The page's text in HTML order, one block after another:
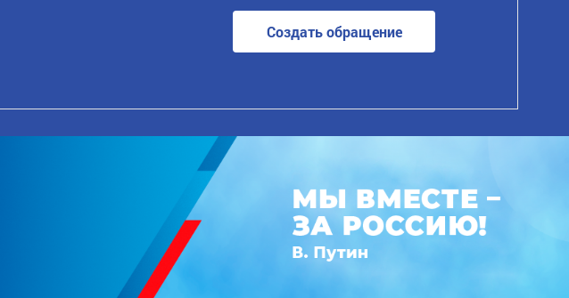
Создать обращение